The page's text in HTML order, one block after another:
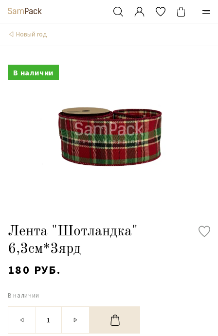
Новый год
В наличии
Лента "Шотландка"
6,3см*3ярд
180 РУБ.
В наличии